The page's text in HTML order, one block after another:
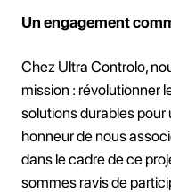
Un engagement
Chez Ultra Controlo,
mission : révolutionner
solutions durables pour
honneur de nous
dans le cadre de ce
sommes ravis de